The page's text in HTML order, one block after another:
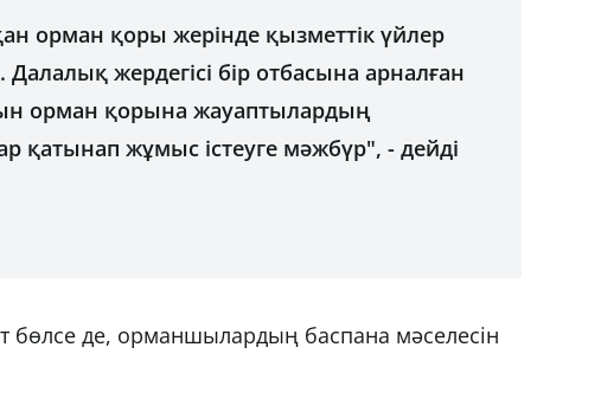
орман қоры жерінде қызметтік үйлер
жердегісі бір отбасына арналған
орман қорына жауаптылардың
қатынап жұмыс істеуге мәжбүр", - дейді
бөлсе де, орманшылардың баспана мәселесін